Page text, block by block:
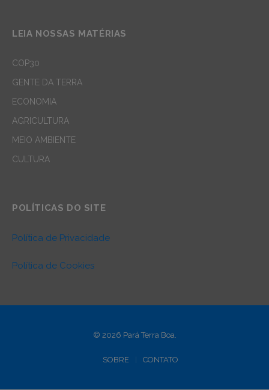
LEIA NOSSAS MATÉRIAS
COP30
GENTE DA TERRA
ECONOMIA
AGRICULTURA
MEIO AMBIENTE
CULTURA
POLÍTICAS DO SITE
Política de Privacidade
Política de Cookies
© 2026 Pará Terra Boa.
SOBRE CONTATO